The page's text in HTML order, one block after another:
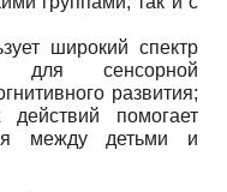
широкий спектр
для сенсорной
развития;
действий помогает
между детьми и